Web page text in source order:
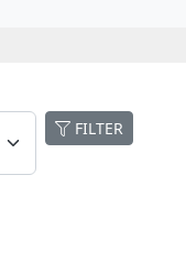
FILTER